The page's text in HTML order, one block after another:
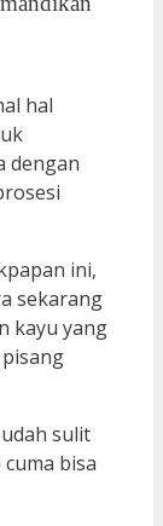
hal
dengan
ini,
sekarang
kayu yang
sulit
bisa